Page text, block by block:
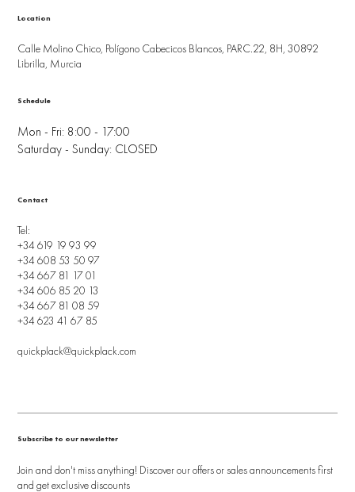
Location
Calle Molino Chico, Polígono Cabecicos Blancos, PARC.22, 8H, 30892
Librilla, Murcia
Mon - Fri: 8:00 - 17:00
Saturday - Sunday: CLOSED
Schedule
Tel:
+34 619 19 93 99
+34 608 53 50 97
+34 667 81 17 01
+34 606 85 20 13
+34 667 81 08 59
+34 623 41 67 85
quickplack@quickplack.com
Contact
Subscribe to our newsletter
Join and don't miss anything! Discover our offers or sales announcements first
and get exclusive discounts